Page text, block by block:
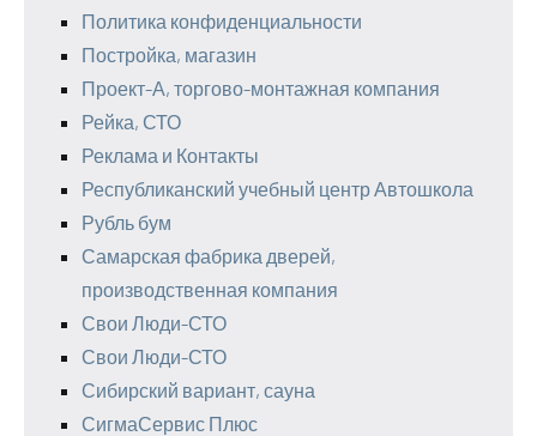
Политика конфиденциальности
Постройка, магазин
Проект-А, торгово-монтажная компания
Рейка, СТО
Реклама и Контакты
Республиканский учебный центр Автошкола
Рубль бум
Самарская фабрика дверей,
производственная компания
Свои Люди-СТО
Свои Люди-СТО
Сибирский вариант, сауна
СигмаСервис Плюс